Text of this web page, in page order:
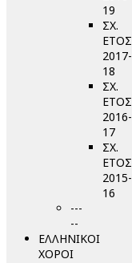
19
ΣΧ.
ΕΤΟΣ
2017-
18
ΣΧ.
ΕΤΟΣ
2016-
17
ΣΧ.
ΕΤΟΣ
2015-
16
---
--
ΕΛΛΗΝΙΚΟΙ
ΧΟΡΟΙ